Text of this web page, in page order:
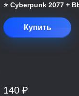
⭐ Cyberpunk 2077
Купить
140 ₽